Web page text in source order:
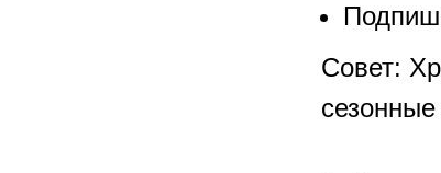
Совет: